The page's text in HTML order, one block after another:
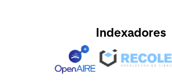
Indexadores